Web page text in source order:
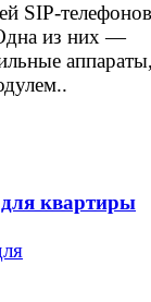
SIP-телефонов
из них —
квартиры